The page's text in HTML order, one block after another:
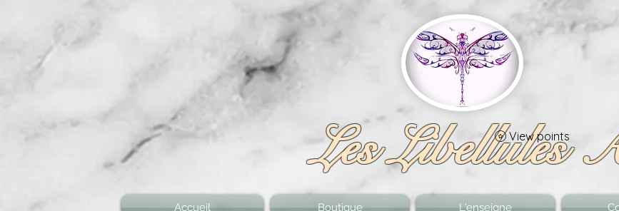
Les Libellules
Accueil Boutique L'enseigne
View points